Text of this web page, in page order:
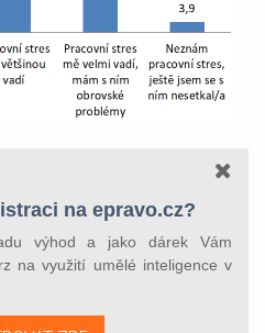
na epravo.cz?
výhod a jako dárek Vám
na využití umělé inteligence v